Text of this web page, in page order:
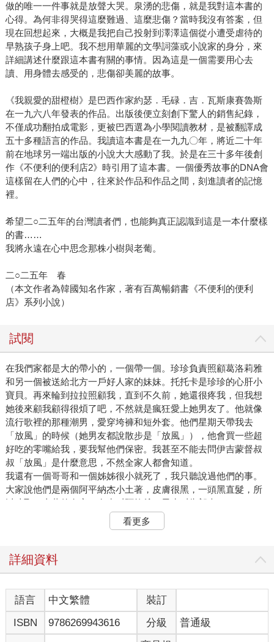
做的唯一一件事就是放聲大哭。泉湧的悲傷，就是我對這本書的
心得。為何非得哭得這麼難過、這麼悲傷？當時我沒有答案，但
現在回想起來，大概是我把自己投射到澤澤這個從小遭受虐待的
早熟孩子身上吧。我不想用華麗的文學詞藻或小說家的身分，來
詳細講述什麼跟這本書有關的事情。因為這是一個需要用心去
讀、用身體去感受的，悲傷卻美麗的故事。
《我親愛的甜橙樹》是巴西作家約瑟．毛碌．吉．瓦斯康賽魯斯
在一九六八年發表的作品。出版後便立刻創下驚人的銷售紀錄，
不僅成功翻拍成電影，更被巴西選為小學閱讀教材，是被翻譯成
五十多種語言的作品。我讀這本書是在一九九〇年，將近二十年
前在地球另一端出版的小說大大感動了我。於是在三十多年後創
作《不便利的便利店2》時引用了這本書。一個優秀故事的DNA會
這樣留在人們的心中，往來於作品和作品之間，刻進讀者的記憶
裡。
希望二○二五年的台灣讀者們，也能夠真正認識到這是一本什麼樣
的書……
我將永遠在心中思念那株小樹與老葡。
二○二五年 春
（本文作者為韓國知名作家，著有百萬暢銷書《不便利的便利
店》系列小說）
試閱
在我們家都是大的帶小的，一個帶一個。珍珍負責照顧葛洛莉雅
和另一個被送給北方一戶好人家的妹妹。托托卡是珍珍的心肝小
寶貝。再來輪到拉拉照顧我，直到不久前，她還很疼我，但我想
她後來顧我顧得很煩了吧，不然就是瘋狂愛上她男友了。他就像
流行歌裡的那種潮男，愛穿垮褲和短外套。他們星期天帶我去
「放風」的時候（她男友都說散步是「放風」），他會買一些超
好吃的零嘴給我，要我幫他們保密。我甚至不能去問伊吉蒙督叔
叔「放風」是什麼意思，不然全家人都會知道。
我還有一個哥哥和一個姊姊很小就死了，我只聽說過他們的事。
大家說他們是兩個阿平納杰小土著，皮膚很黑，一頭黑直髮，所
以才取了土著的名字，女生叫阿拉希，男生叫朱郎吉。
再來就是我的小弟路易。照顧他最多的是葛洛莉雅，第二多的是
我。其實他不需要什麼照顧，因為天底下沒有比他更可愛、更安
這就是為什麼當他用他那字正腔圓的小嗓音說話時，正要往街上
多可愛啊。他說話說得那麼好，這孩子前途無量，能成大器。
我看著風和日麗、萬里無雲的藍天，實在沒有勇氣騙他。因為，
有時我沒心情，就會騙他說：「你瘋啦，路易，沒看到暴風雨要
來了嗎？」
看更多
詳細資料
語言 中文繁體
裝訂
ISBN
9786269943616 分級
普通級